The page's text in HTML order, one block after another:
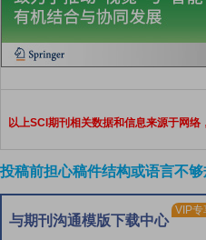
以上SCI期刊相关数据和信息来源于网络
投稿前担心稿件结构或语言不
与期刊沟通模版下载中心
VIP专